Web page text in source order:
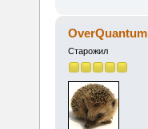
OverQuantum
Старожил